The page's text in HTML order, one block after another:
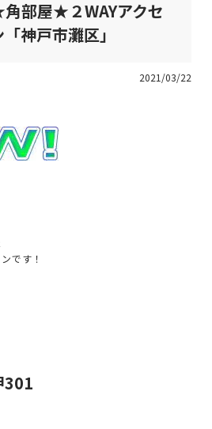
部屋★２WAYアクセ
神戸市灘区」
2021/03/22
です！
301